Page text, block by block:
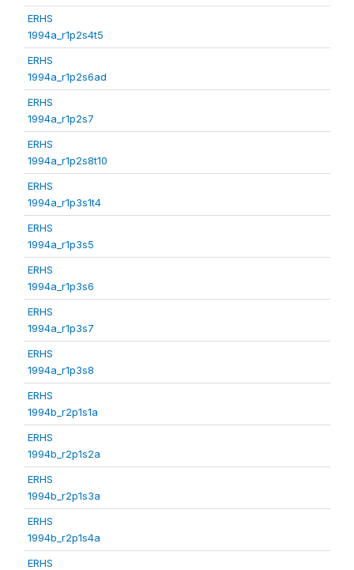
ERHS
1994a_r1p2s4t5
ERHS
1994a_r1p2s6ad
ERHS
1994a_r1p2s7
ERHS
1994a_r1p2s8t10
ERHS
1994a_r1p3s1t4
ERHS
1994a_r1p3s5
ERHS
1994a_r1p3s6
ERHS
1994a_r1p3s7
ERHS
1994a_r1p3s8
ERHS
1994b_r2p1s1a
ERHS
1994b_r2p1s2a
ERHS
1994b_r2p1s3a
ERHS
1994b_r2p1s4a
ERHS